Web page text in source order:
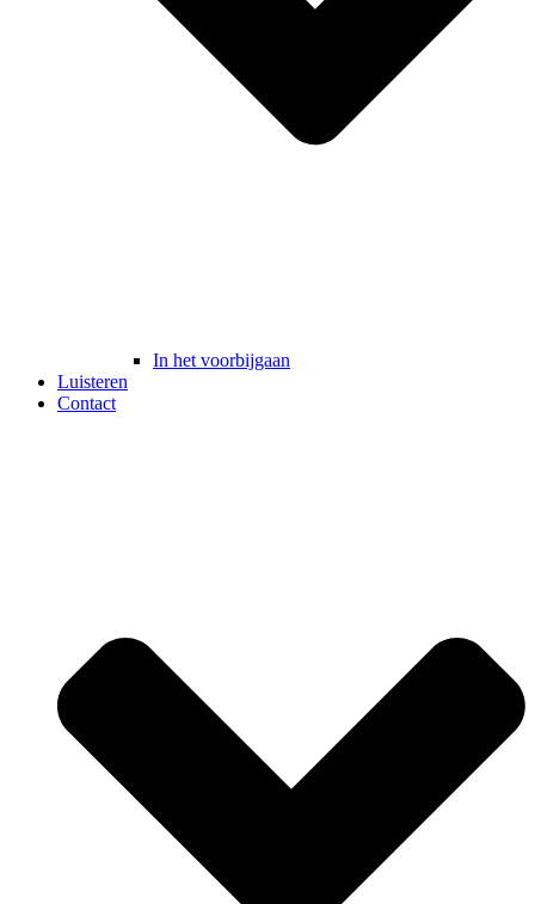
In het voorbijgaan
Luisteren
Contact